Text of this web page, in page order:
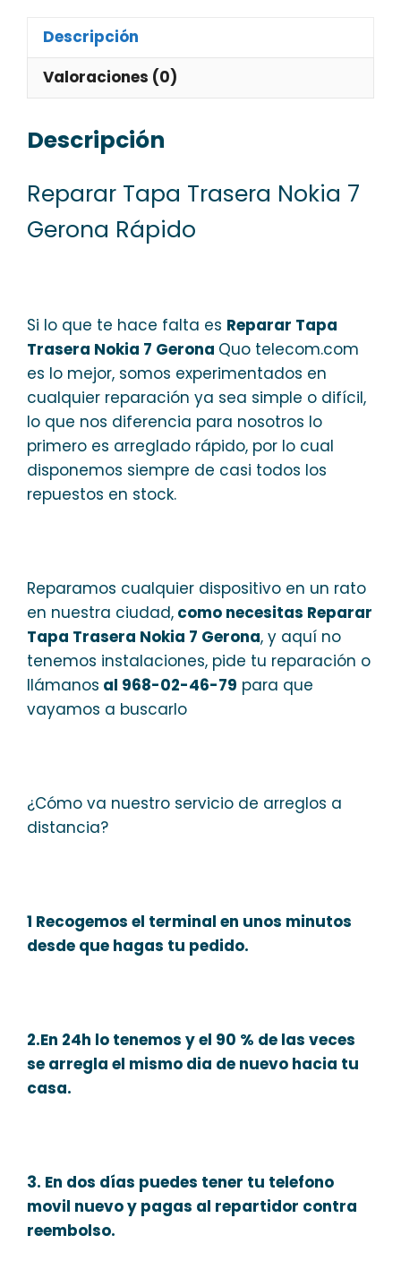
Descripción
Valoraciones (0)
Descripción
Reparar Tapa Trasera Nokia 7
Gerona Rápido
Si lo que te hace falta es Reparar Tapa
Trasera Nokia 7 Gerona Quo telecom.com
es lo mejor, somos experimentados en
cualquier reparación ya sea simple o difícil,
lo que nos diferencia para nosotros lo
primero es arreglado rápido, por lo cual
disponemos siempre de casi todos los
repuestos en stock.
Reparamos cualquier dispositivo en un rato
en nuestra ciudad, como necesitas Reparar
Tapa Trasera Nokia 7 Gerona, y aquí no
tenemos instalaciones, pide tu reparación o
llámanos al 968-02-46-79 para que
vayamos a buscarlo
¿Cómo va nuestro servicio de arreglos a
distancia?
1 Recogemos el terminal en unos minutos
desde que hagas tu pedido.
2.En 24h lo tenemos y el 90 % de las veces
se arregla el mismo dia de nuevo hacia tu
casa.
3. En dos días puedes tener tu telefono
movil nuevo y pagas al repartidor contra
reembolso.